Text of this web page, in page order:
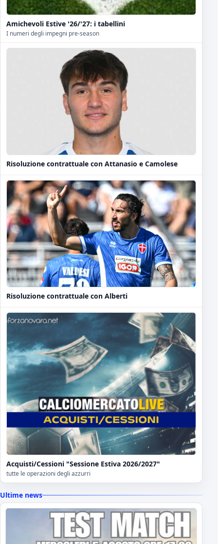
Amichevoli Estive '26/'27: i tabellini
I numeri degli impegni pre-season
Risoluzione contrattuale con Attanasio e Camolese
Risoluzione contrattuale con Alberti
Acquisti/Cessioni "Sessione Estiva 2026/2027"
tutte le operazioni degli azzurri
Ultime news